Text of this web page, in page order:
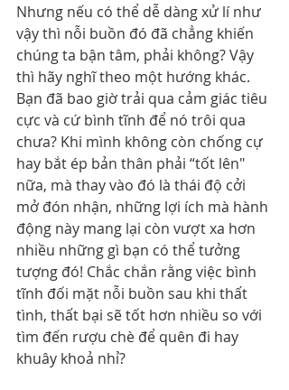
Nhưng nếu có thể dễ dàng xử lí như
vậy thì nỗi buồn đó đã chẳng khiến
chúng ta bận tâm, phải không? Vậy
thì hãy nghĩ theo một hướng khác.
Bạn đã bao giờ trải qua cảm giác tiêu
cực và cứ bình tĩnh để nó trôi qua
chưa? Khi mình không còn chống cự
hay bắt ép bản thân phải “tốt lên"
nữa, mà thay vào đó là thái độ cởi
mở đón nhận, những lợi ích mà hành
động này mang lại còn vượt xa hơn
nhiều những gì bạn có thể tưởng
tượng đó! Chắc chắn rằng việc bình
tĩnh đối mặt nỗi buồn sau khi thất
tình, thất bại sẽ tốt hơn nhiều so với
tìm đến rượu chè để quên đi hay
khuây khoả nhỉ?